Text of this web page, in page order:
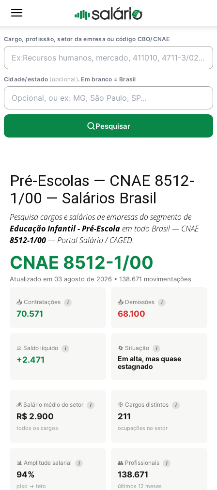
Cargo, profissão, setor da emresa ou código CBO/CNAE
Cidade/estado (opcional). Em branco = Brasil
Pesquisar
Pré-Escolas — CNAE 8512-
1/00 — Salários Brasil
Pesquisa cargos e salários de empresas do segmento de
Educação Infantil - Pré-Escolaem todo Brasil — CNAE
8512-1/00— Portal Salário / CAGED.
CNAE 8512-1/00
Atualizado em 03 agosto de 2026 • 138.671 movimentações
📥 Contratações i
70.571
📤 Demissões i
68.100
⚖️ Saldo líquido i
+2.471
🔄 Situação i
Em alta, mas quase
estagnado
💰 Salário médio do setor i
R$ 2.900
todos os cargos
🎯 Cargos distintos i
211
ocupações no setor
📊 Amplitude salarial i
94%
piso → teto
👥 Profissionais i
138.671
últimos 12 meses